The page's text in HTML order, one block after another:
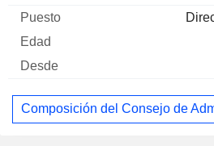
Composición del Consejo de